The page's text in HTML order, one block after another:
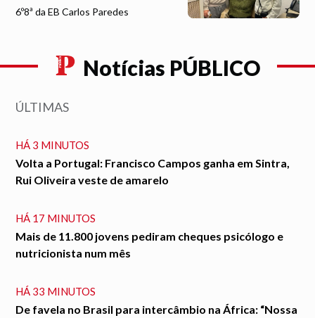
6º8ª da EB Carlos Paredes
Notícias PÚBLICO
ÚLTIMAS
HÁ 3 MINUTOS
Volta a Portugal: Francisco Campos ganha em Sintra,
Rui Oliveira veste de amarelo
HÁ 17 MINUTOS
Mais de 11.800 jovens pediram cheques psicólogo e
nutricionista num mês
HÁ 33 MINUTOS
De favela no Brasil para intercâmbio na África: “Nossa